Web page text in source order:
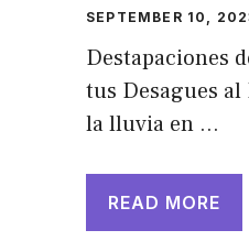
SEPTEMBER 10,
Destapaciones
tus Desagues
la lluvia en …
READ MORE